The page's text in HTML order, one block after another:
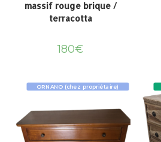
massif rouge brique /
terracotta
180€
ORNANO (chez propriétaire)